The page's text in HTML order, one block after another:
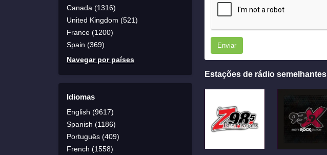
Canada (1316)
United Kingdom (521)
France (1200)
Spain (369)
Navegar por países
Idiomas
English (9617)
Spanish (1186)
Português (409)
French (1558)
Enviar
Estações de rádio semelhantes